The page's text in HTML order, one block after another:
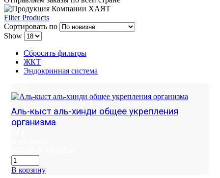
Filter Products
Сортировать по
Show
Сбросить фильтры
ЖКТ
Эндокринная система
Аль-кыст аль-хинди общее укрепления
организма
составляла
В корзину